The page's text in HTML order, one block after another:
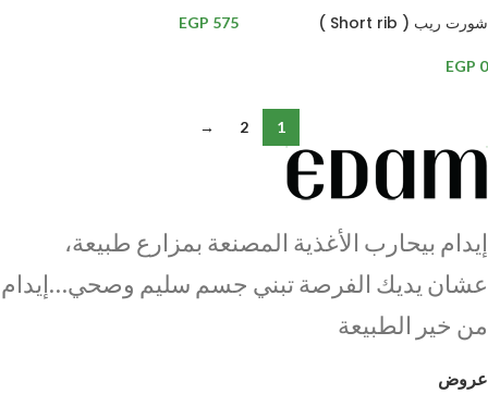
شورت ريب ( Short rib )
EGP 0
EGP 575
1
2
→
إيدام بيحارب الأغذية المصنعة بمزارع طبيعة،
عشان يديك الفرصة تبني جسم سليم وصحي…إيدام
من خير الطبيعة
عروض